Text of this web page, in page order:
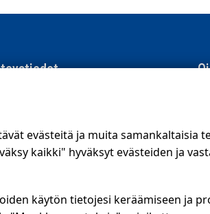
56 400
evästeitä ja muita
kaikki" hyväksyt evästeiden ja
käytön tietojesi keräämiseen ja